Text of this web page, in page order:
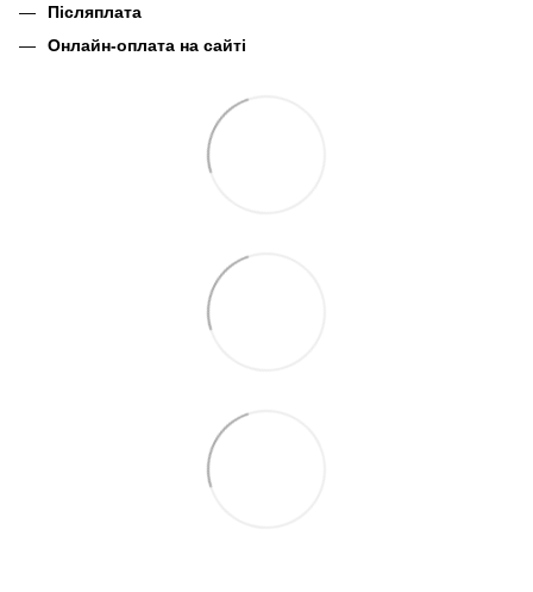
Післяплата
Онлайн-оплата на сайті